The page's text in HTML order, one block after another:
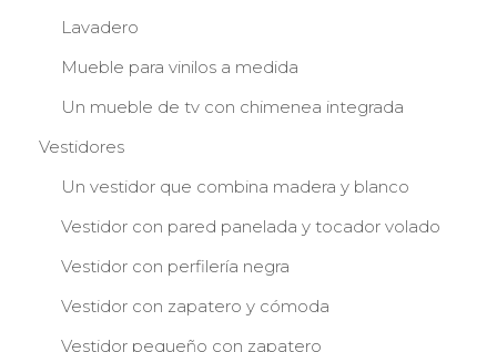
Lavadero
Mueble para vinilos a medida
Un mueble de tv con chimenea integrada
Vestidores
Un vestidor que combina madera y blanco
Vestidor con pared panelada y tocador volado
Vestidor con perfilería negra
Vestidor con zapatero y cómoda
Vestidor pequeño con zapatero